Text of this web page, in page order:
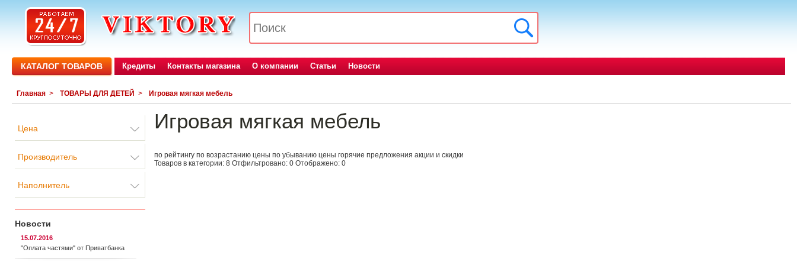
КАТАЛОГ ТОВАРОВ Кредиты Контакты магазина О компании Статьи Новости
Главная > ТОВАРЫ ДЛЯ ДЕТЕЙ > Игровая мягкая мебель
Цена
Производитель
Наполнитель
Новости
15.07.2016
"Оплата частями" от Приватбанка
Игровая мягкая мебель
по рейтингу по возрастанию цены по убыванию цены горячие предложения акции и скидки
Товаров в категории:8 Отфильтровано:0 Отображено:0